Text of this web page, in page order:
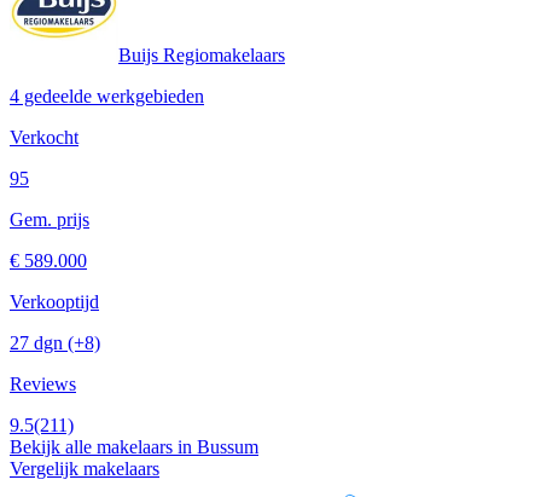
Buijs Regiomakelaars
4 gedeelde werkgebieden
Verkocht
95
Gem. prijs
€ 589.000
Verkooptijd
27 dgn (+8)
Reviews
9.5(211)
Bekijk alle makelaars in Bussum
Vergelijk makelaars